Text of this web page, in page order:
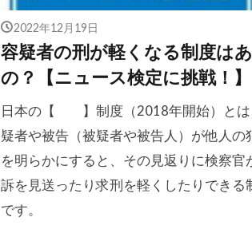
2022年12月19日
容疑者の刑が軽くなる制度は
の？【ニュース検定に挑戦！】
日本の【 】制度（2018年開始）とは
疑者や被告（被疑者や被告人）が他人の
を明らかにすると、その見返りに検察官
訴を見送ったり求刑を軽くしたりできる
です。